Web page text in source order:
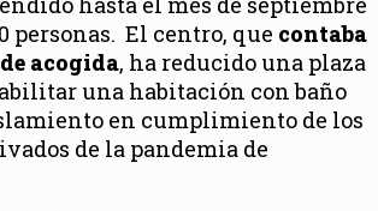
personas. El centro, que contaba
acogida, ha reducido una plaza
una habitación con baño
en cumplimiento de los
de la pandemia de